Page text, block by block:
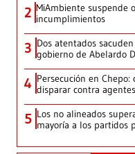
2 MiAmbiente suspende
incumplimientos
3 Dos atentados
gobierno de Abelardo
4 Persecución en
disparar contra
5 Los no alineados
mayoría a los partidos